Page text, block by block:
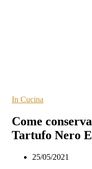
In Cucina
Come
Tartufo Nero
25/05/2021